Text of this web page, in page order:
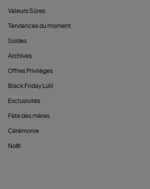
Valeurs Sûres
Tendances du moment
Soldes
Archives
Offres Privilèges
Black Friday Lulli
Exclusivités
Fête des mères
Cérémonie
Noël